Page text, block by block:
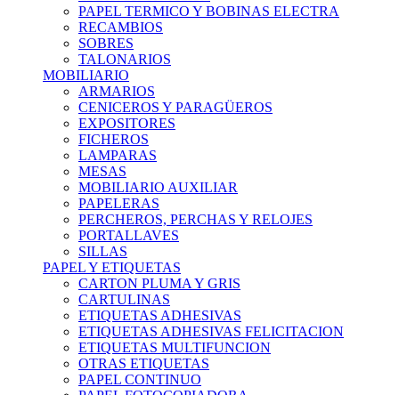
PAPEL TERMICO Y BOBINAS ELECTRA
RECAMBIOS
SOBRES
TALONARIOS
MOBILIARIO
ARMARIOS
CENICEROS Y PARAGÜEROS
EXPOSITORES
FICHEROS
LAMPARAS
MESAS
MOBILIARIO AUXILIAR
PAPELERAS
PERCHEROS, PERCHAS Y RELOJES
PORTALLAVES
SILLAS
PAPEL Y ETIQUETAS
CARTON PLUMA Y GRIS
CARTULINAS
ETIQUETAS ADHESIVAS
ETIQUETAS ADHESIVAS FELICITACION
ETIQUETAS MULTIFUNCION
OTRAS ETIQUETAS
PAPEL CONTINUO